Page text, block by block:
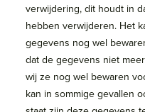
verwijdering, dit houdt in
hebben verwijderen. Het
gegevens nog wel
dat de gegevens niet
wij ze nog wel bewaren
kan in sommige gevallen